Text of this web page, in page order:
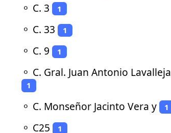
⚬ C. 3 1
⚬ C. 33 1
⚬ C. 9 1
⚬ C. Gral. Juan Antonio Lavalleja
1
⚬ C. Monseñor Jacinto Vera y 1
⚬ C25 1